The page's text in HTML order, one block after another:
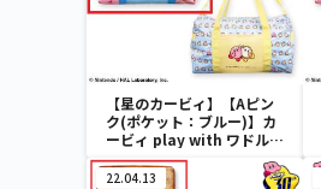
【星のカービィ】【Aピン
ク(ポケット：ブルー)】カ
ービィ play with ワドルデ
ィ ボストンバッグ
22.04.13